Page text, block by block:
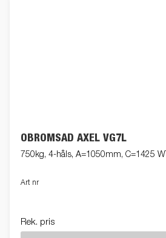
OBROMSAD AXEL VG7L
750kg, 4-håls, A=1050mm, C=1425 WT
Art nr
Rek. pris